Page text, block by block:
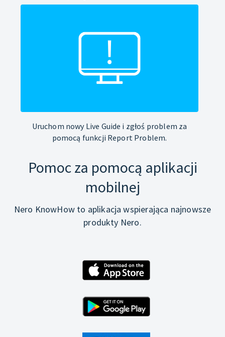
Uruchom nowy Live Guide i zgłoś problem za
pomocą funkcji Report Problem.
Pomoc za pomocą aplikacji
mobilnej
Nero KnowHow to aplikacja wspierająca najnowsze
produkty Nero.